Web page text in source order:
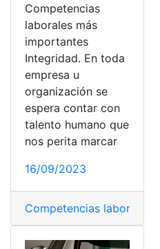
Competencias
laborales más
importantes
Integridad. En toda
empresa u
organización se
espera contar con
talento humano que
nos perita marcar
16/09/2023
Competencias laborales